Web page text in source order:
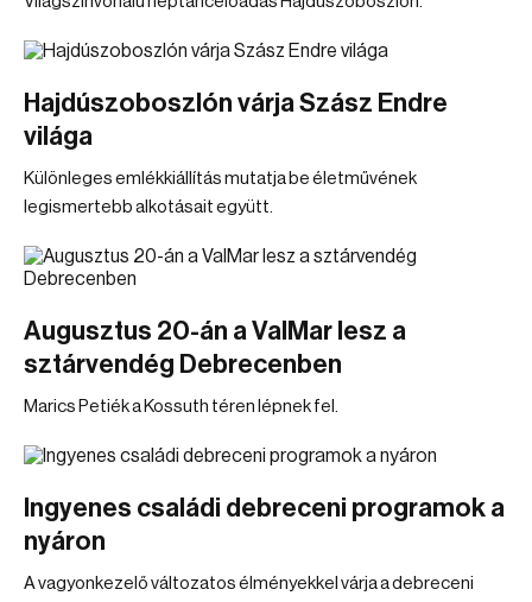
Hajdúszoboszlón várja Szász Endre
világa
Különleges emlékkiállítás mutatja be életművének
legismertebb alkotásait együtt.
Augusztus 20-án a ValMar lesz a
sztárvendég Debrecenben
Marics Petiék a Kossuth téren lépnek fel.
Ingyenes családi debreceni programok a
nyáron
A vagyonkezelő változatos élményekkel várja a debreceni